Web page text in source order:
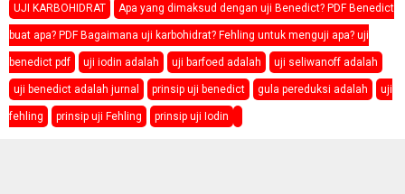
UJI KARBOHIDRAT Apa yang dimaksud dengan uji Benedict? PDF Benedict
buat apa? PDF Bagaimana uji karbohidrat? Fehling untuk menguji apa? uji
benedict pdf uji iodin adalah uji barfoed adalah uji seliwanoff adalah
uji benedict adalah jurnal prinsip uji benedict gula pereduksi adalah uji
fehling prinsip uji Fehling prinsip uji Iodin